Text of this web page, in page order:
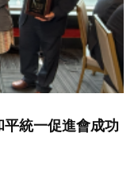
統一促進會成功